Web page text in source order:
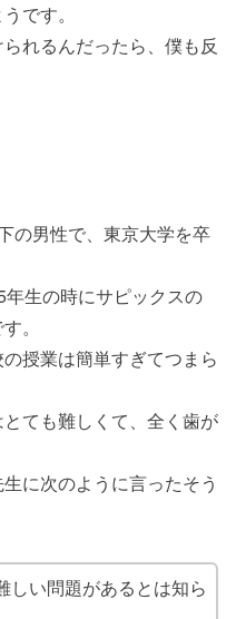
です。
れるんだったら、僕も反
の男性で、東京大学を卒
生の時にサピックスの
。
授業は簡単すぎてつまら
ても難しくて、全く歯が
に次のように言ったそう
しい問題があるとは知ら